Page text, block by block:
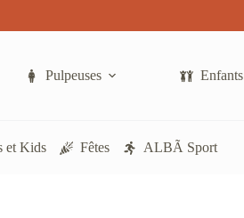
Pulpeuses Enfants
et Kids Fêtes ALBÃ Sport